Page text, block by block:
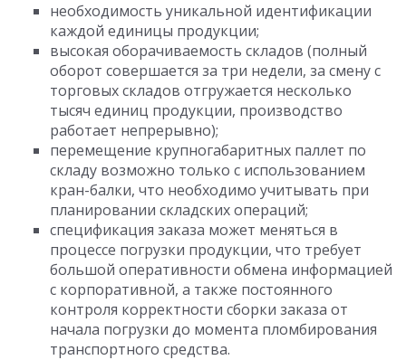
необходимость уникальной идентификации
каждой единицы продукции;
высокая оборачиваемость складов (полный
оборот совершается за три недели, за смену с
торговых складов отгружается несколько
тысяч единиц продукции, производство
работает непрерывно);
перемещение крупногабаритных паллет по
складу возможно только с использованием
кран-балки, что необходимо учитывать при
планировании складских операций;
спецификация заказа может меняться в
процессе погрузки продукции, что требует
большой оперативности обмена информацией
с корпоративной, а также постоянного
контроля корректности сборки заказа от
начала погрузки до момента пломбирования
транспортного средства.